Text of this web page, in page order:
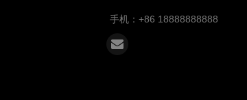
手机：+86 18888888888